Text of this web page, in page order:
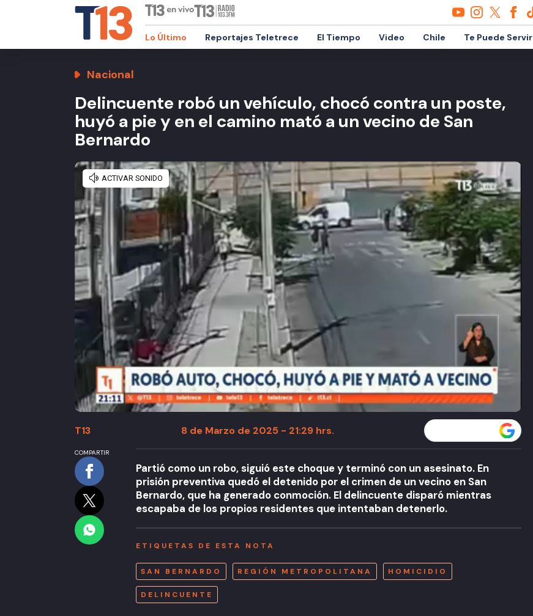
Lo Último Reportajes Teletrece El Tiempo Video Chile Te Puede Servir
Nacional
Delincuente robó un vehículo, chocó contra un poste,
huyó a pie y en el camino mató a un vecino de San
Bernardo
T13 8 de Marzo de 2025 - 21:29 hrs.
COMPARTIR
Partió como un robo, siguió este choque y terminó con un asesinato. En
prisión preventiva quedó el detenido por el crimen de un vecino en San
Bernardo, que ha generado conmoción. El delincuente disparó mientras
escapaba de los propios residentes que intentaban detenerlo.
ETIQUETAS DE ESTA NOTA
SAN BERNARDO REGIÓN METROPOLITANA HOMICIDIO
DELINCUENTE